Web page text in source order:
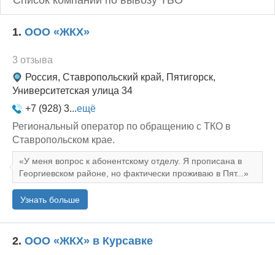
1. ООО «ЖКХ»
3 отзыва
Россия, Ставропольский край, Пятигорск,
Университетская улица 34
+7 (928) 3...ещё
Региональный оператор по обращению с ТКО в
Ставропольском крае.
У меня вопрос к абонентскому отделу. Я прописана в
Георгиевском районе, но фактически проживаю в Пят...
Узнать больше
2. ООО «ЖКХ» в Курсавке